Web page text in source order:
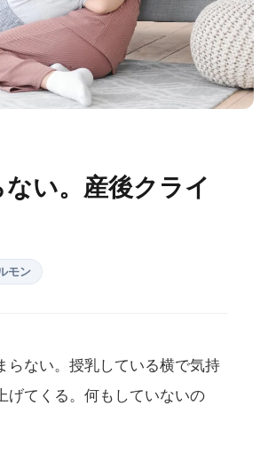
い。産後クライ
モン
らない。授乳している横で気持
げてくる。何もしていないの